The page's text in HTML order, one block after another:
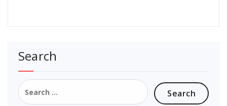
Search
Search
for: